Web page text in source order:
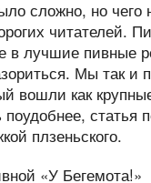
сложно, но чего
читателей.
в лучшие пивные
Мы так и
вошли как
статья
плзеньского.
«У Бегемота!»